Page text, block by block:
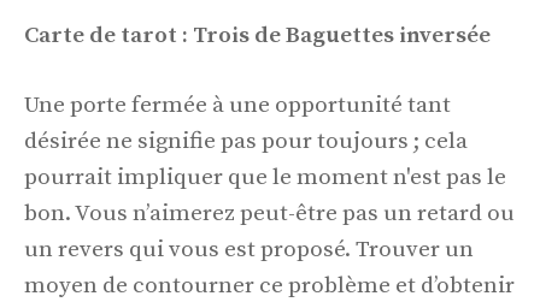
Carte de tarot : Trois de Baguettes inversée
Une porte fermée à une opportunité tant
désirée ne signifie pas pour toujours ; cela
pourrait impliquer que le moment n'est pas le
bon. Vous n’aimerez peut-être pas un retard ou
un revers qui vous est proposé. Trouver un
moyen de contourner ce problème et d’obtenir